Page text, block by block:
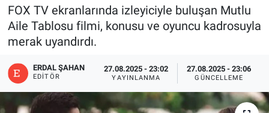
FOX TV ekranlarında izleyiciyle buluşan Mutlu
Aile Tablosu filmi, konusu ve oyuncu kadrosuyla
merak uyandırdı.
ERDAL ŞAHAN
EDITÖR
27.08.2025 - 23:02
YAYINLANMA
27.08.2025 - 23:06
GÜNCELLEME